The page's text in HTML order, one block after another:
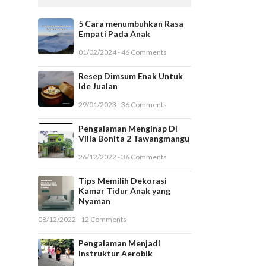
5 Cara menumbuhkan Rasa
Empati Pada Anak
01/02/2024 - 46 Comments
Resep Dimsum Enak Untuk
Ide Jualan
29/01/2023 - 36 Comments
Pengalaman Menginap Di
Villa Bonita 2 Tawangmangu
26/12/2022 - 36 Comments
Tips Memilih Dekorasi
Kamar Tidur Anak yang
Nyaman
08/12/2022 - 12 Comments
Pengalaman Menjadi
Instruktur Aerobik